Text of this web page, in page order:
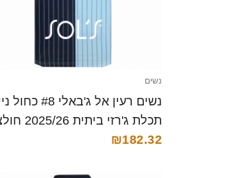
נשים
נשים רעין אל ג'באלי #8
תכלת ג'רזי ביתית
קצרה
₪182.32